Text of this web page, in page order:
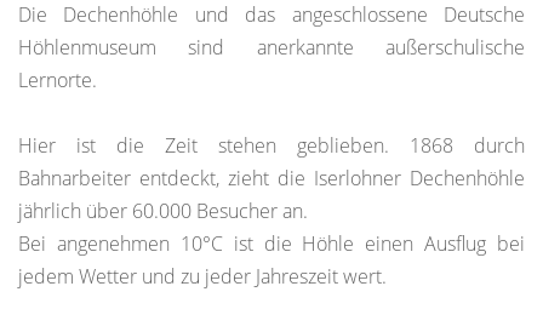
Die Dechenhöhle und das angeschlossene Deutsche
Höhlenmuseum sind anerkannte außerschulische
Lernorte.
Hier ist die Zeit stehen geblieben. 1868 durch
Bahnarbeiter entdeckt, zieht die Iserlohner Dechenhöhle
jährlich über 60.000 Besucher an.
Bei angenehmen 10°C ist die Höhle einen Ausflug bei
jedem Wetter und zu jeder Jahreszeit wert.